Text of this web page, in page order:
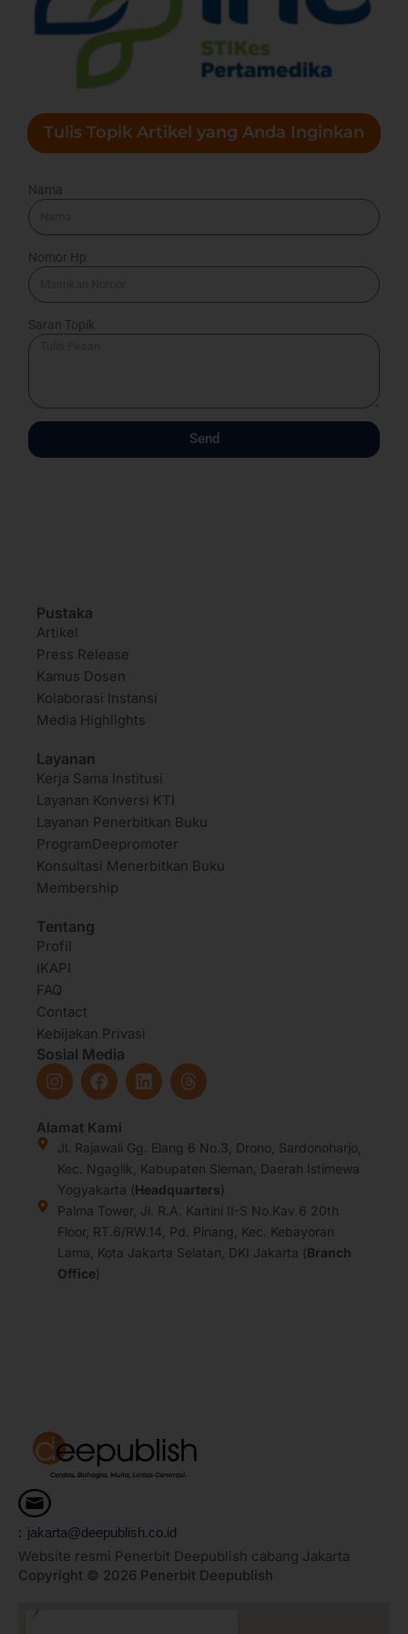
Tulis Topik Artikel yang Anda Inginkan
Nama
Nomor Hp
Saran Topik
Send
Pustaka
Artikel
Press Release
Kamus Dosen
Kolaborasi Instansi
Media Highlights
Layanan
Kerja Sama Institusi
Layanan Konversi KTI
Layanan Penerbitkan Buku
ProgramDeepromoter
Konsultasi Menerbitkan Buku
Membership
Tentang
Profil
IKAPI
FAQ
Contact
Kebijakan Privasi
Sosial Media
I
n
t
a
g
r
a
m
F
a
e
b
o
o
k
L
i
e
d
i
n
T
h
a
d
s
Alamat Kami
Jl. Rajawali Gg. Elang 6 No.3, Drono, Sardonoharjo,
Kec. Ngaglik, Kabupaten Sleman, Daerah Istimewa
Yogyakarta (Headquarters)
Palma Tower, Jl. R.A. Kartini II-S No.Kav 6 20th
Floor, RT.6/RW.14, Pd. Pinang, Kec. Kebayoran
Lama, Kota Jakarta Selatan, DKI Jakarta (Branch
Office)
: jakarta@deepublish.co.id
Website resmi Penerbit Deepublish cabang Jakarta
Copyright © 2026 Penerbit Deepublish